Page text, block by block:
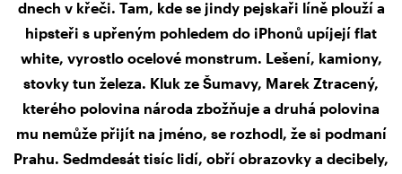
dnech v křeči. Tam, kde se jindy pejskaři líně plouží a
hipsteři s upřeným pohledem do iPhonů upíjejí flat
white, vyrostlo ocelové monstrum. Lešení, kamiony,
stovky tun železa. Kluk ze Šumavy, Marek Ztracený,
kterého polovina národa zbožňuje a druhá polovina
mu nemůže přijít na jméno, se rozhodl, že si podmaní
Prahu. Sedmdesát tisíc lidí, obří obrazovky a decibely,